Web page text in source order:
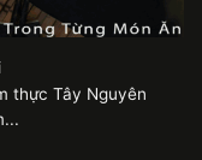
thực Tây Nguyên